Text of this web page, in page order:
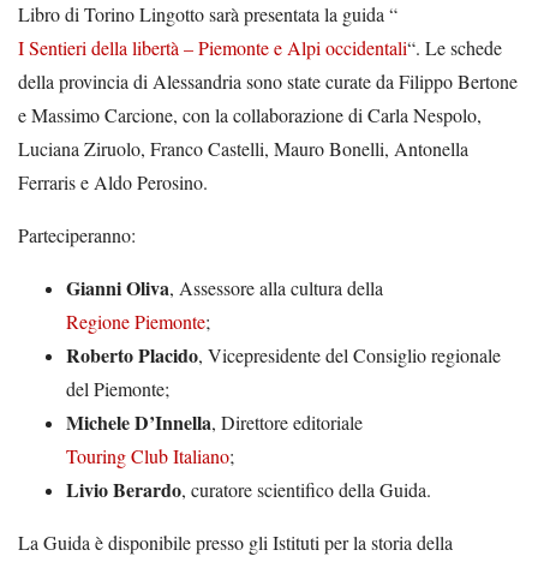
Libro di Torino Lingotto sarà presentata la guida “
I Sentieri della libertà – Piemonte e Alpi occidentali“. Le schede
della provincia di Alessandria sono state curate da Filippo Bertone
e Massimo Carcione, con la collaborazione di Carla Nespolo,
Luciana Ziruolo, Franco Castelli, Mauro Bonelli, Antonella
Ferraris e Aldo Perosino.
Parteciperanno:
Gianni Oliva, Assessore alla cultura della
Regione Piemonte;
Roberto Placido, Vicepresidente del Consiglio regionale
del Piemonte;
Michele D’Innella, Direttore editoriale
Touring Club Italiano;
Livio Berardo, curatore scientifico della Guida.
La Guida è disponibile presso gli Istituti per la storia della